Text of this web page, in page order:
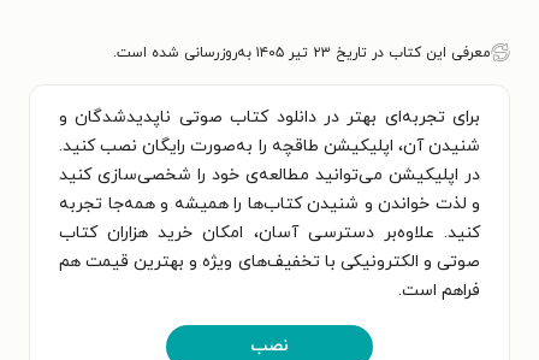
معرفی این کتاب در تاریخ ۲۳ تیر ۱۴۰۵ به‌روزرسانی شده است.
برای تجربه‌ای بهتر در دانلود کتاب صوتی ناپدیدشدگان و
شنیدن آن، اپلیکیشن طاقچه را به‌صورت رایگان نصب کنید.
در اپلیکیشن می‌توانید مطالعه‌ی خود را شخصی‌سازی کنید
و لذت خواندن و شنیدن کتاب‌ها را همیشه و همه‌جا تجربه
کنید. علاوه‌بر دسترسی آسان، امکان خرید هزاران کتاب
صوتی و الکترونیکی با تخفیف‌های ویژه و بهترین قیمت هم
فراهم است.
نصب